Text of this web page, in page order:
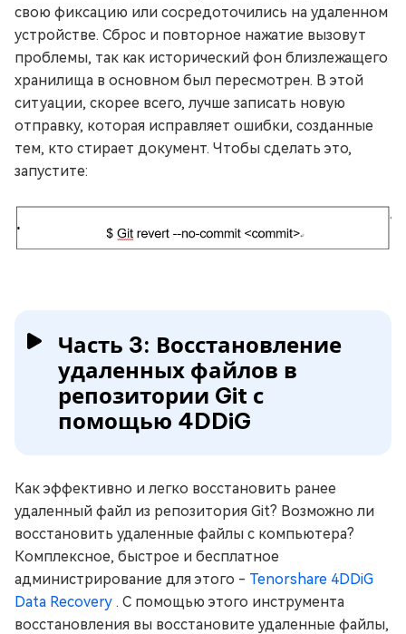
свою фиксацию или сосредоточились на удаленном
устройстве. Сброс и повторное нажатие вызовут
проблемы, так как исторический фон близлежащего
хранилища в основном был пересмотрен. В этой
ситуации, скорее всего, лучше записать новую
отправку, которая исправляет ошибки, созданные
тем, кто стирает документ. Чтобы сделать это,
запустите:
Часть 3: Восстановление
удаленных файлов в
репозитории Git с
помощью 4DDiG
Как эффективно и легко восстановить ранее
удаленный файл из репозитория Git? Возможно ли
восстановить удаленные файлы с компьютера?
Комплексное, быстрое и бесплатное
администрирование для этого - Tenorshare 4DDiG
Data Recovery . С помощью этого инструмента
восстановления вы восстановите удаленные файлы,